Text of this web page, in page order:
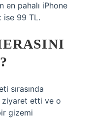
en pahalı iPhone
ise 99 TL.
sırasında
ziyaret etti ve o
gizemi